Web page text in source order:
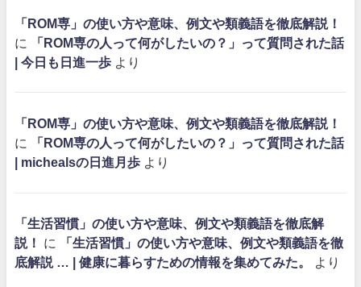
「ROM専」の使い方や意味、例文や類義語を徹底解説！
に
「ROM専の人って何がしたいの？」って質問された話
| 今日も日進一歩 より
「ROM専」の使い方や意味、例文や類義語を徹底解説！
に
「ROM専の人って何がしたいの？」って質問された話
| michealsの日進月歩 より
「生活習慣」の使い方や意味、例文や類義語を徹底解
説！
に
「生活習慣」の使い方や意味、例文や類義語を徹
底解説 … | 健康に暮らすための情報を集めてみた。
より